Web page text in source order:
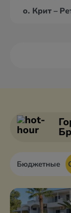
о. Крит –
Аттика
Бюджетные